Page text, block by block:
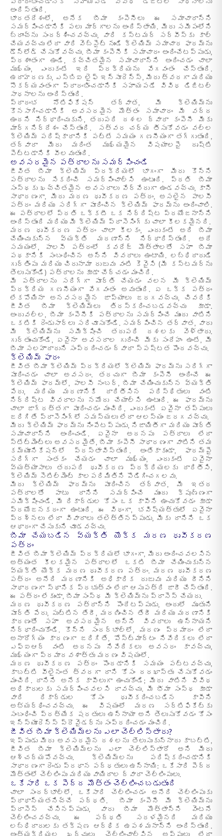
ప్రారంభించడానికి సహాయపడే వివిధ డిజిటల్ సాధనాలను
అందిస్తుంది.
భారతదేశంలో, అనేక బీమా కంపెనీలు ఈ సమాచారాన్ని
సమర్పించడానికి పలు మార్గాలను అందిస్తాయి. మీరు సమీపంలోని
బ్రాంచ్‌ను సందర్శించవచ్చు, వారి కస్టమర్ సర్వీస్‌కు కాల్
చేయవచ్చు లేదా వారి వెబ్‌సైట్ నుండి క్లెయిమ్ సమాచార ఫారమ్‌ను
డౌన్‌లోడ్ చేసుకోవచ్చు. బీమా కంపెనీకి సమాచారం అందించేటప్పుడు,
ప్రశాంతంగా ఉండి, కచ్చితమైన సమాచారాన్ని అందించడం చాలా
ముఖ్యం, ఎందుకంటే ఇది ప్రక్రియను వేగవంతం చేస్తుంది.
ఉదాహరణకు, ఎస్‌బిఐ లైఫ్ ఇన్సూరెన్స్, మీరు త్వరగా మరియు
సౌకర్యవంతంగా ప్రారంభించడానికి సహాయపడే వివిధ డిజిటల్
సాధనాలను అందిస్తుంది.
ప్రారంభ నోటిఫికేషన్ తర్వాత, మీ క్లెయిమ్‌ను
కొనసాగించడానికి అవసరమైన మొత్తం సమాచారం మీ వద్ద
ఉందని నిర్ధారించుకుని, తదుపరి దశల ద్వారా కంపెనీ మీకు
మార్గనిర్దేశం చేస్తుంది. సత్వర చర్య తీసుకోవడం వల్ల
క్లెయిమ్ పరిష్కారానికి పట్టే సమయం గణనీయంగా తగ్గుతుంది,
తద్వారా మీరు మరింత ముఖ్యమైన విషయాలపై దృష్టి
పెట్టడానికి వీలవుతుంది.
అవసరమైన పత్రాలను సమర్పించండి
జీవిత బీమా క్లెయిమ్ ప్రక్రియలో భాగంగా మీరు కొన్ని
పత్రాలను సేకరించి సమర్పించాల్సి ఉంటుంది. ప్రతి బీమా
సంస్థకు ఖచ్చితమైన అవసరాలు వేర్వేరుగా ఉండవచ్చు, కానీ
సాధారణంగా, మీరు మరణ ధృవీకరణ పత్రం, అసలైన పాలసీ
పత్రం మరియు సరిగ్గా పూరించిన క్లెయిమ్ ఫారమ్‌ను అందించాలి.
ఈ పత్రాలలో ప్రతి ఒక్కటీ ఒక నిర్దిష్ట ప్రయోజనాన్ని
అందిస్తుంది మరియు మీ క్లెయిమ్ ప్రాసెసింగ్‌కు చాలా కీలకమైనది.
మరణ ధృవీకరణ పత్రం చాలా కీలకం, ఎందుకంటే అది బీమా
చేయించుకున్న వ్యక్తి మరణాన్ని నిర్ధారిస్తుంది. అదే
సమయంలో, పాలసీ పత్రంలో కవరేజ్ మొత్తాలతో సహా బీమా
పథకానికి సంబంధించిన అన్ని వివరాలు ఉంటాయి. లబ్ధిదారుడి
గుర్తింపు మరియు చిరునామా రుజువు వంటి కెవైసి (మీ కస్టమర్‌ను
తెలుసుకోండి) పత్రాలను కూడా చేర్చడం మంచిది.
మీ పత్రాలను సరిగ్గా పూర్తి చేయడం వలన మీ క్లెయిమ్
ప్రక్రియ గణనీయంగా వేగవంతం అవుతుంది. ఏ ఒక్క పత్రం
లేకపోయినా అనవసరమైన జాప్యాలు జరగవచ్చు, చివరికి
జీవిత బీమా క్లెయిమ్‌లు తిరస్కరించబడవచ్చు కూడా.
అందువల్ల, బీమా కంపెనీకి పత్రాలను సమర్పించే ముందు వాటిని
ఒకటికి రెండుసార్లు సరిచూసుకోండి. సమర్పించిన తర్వాత, వారు
మీ క్లెయిమ్‌ను సమీక్షించి తదుపరి దశలకు వెళ్తారు.
గుర్తుంచుకోండి, ఏవైనా అవసరాల గురించి మీకు సందేహం ఉంటే, మీ
బీమా సలహాదారుని సంప్రదించడం ద్వారా స్పష్టత పొందవచ్చు.
క్లెయిమ్ ఫారం
జీవిత బీమా క్లెయిమ్ ప్రక్రియలో క్లెయిమ్ ఫారమ్‌ను సరిగ్గా
పూరించడం చాలా అవసరం. తరచుగా బీమా కంపెనీ అందించే ఈ
క్లెయిమ్ ఫారమ్‌లో, పాలసీ నంబర్, బీమా చేయించుకున్న వ్యక్తి
పేరు, మరియు మరణానికి దారితీసిన పరిస్థితులు వంటి
నిర్దిష్ట వివరాలను నమోదు చేయాల్సి ఉంటుంది. ఈ ఫారమ్‌ను
చాలా జాగ్రత్తగా పూరించడం మంచిది, ఎందుకంటే ఏవైనా తప్పులు
జరిగితే ప్రాసెసింగ్‌లో సమస్యలు లేదా ఆలస్యం జరగవచ్చు.
మీరు క్లెయిమ్ ఫారమ్‌ను నింపేటప్పుడు, నిజాయితీగా మరియు పూర్తి
సమాచారాన్ని అందించండి. ఏవైనా అదనపు పత్రాలు లేదా
స్టేట్‌మెంట్‌లు అవసరమైతే, బీమా కంపెనీ సాధారణంగా వాటిని తమ
కమ్యూనికేషన్‌లో ప్రస్తావిస్తుంది. అంతేకాకుండా, ఫారమ్‌పై
సరిగ్గా సంతకం చేయడం చాలా ముఖ్యం, ఎందుకంటే ఏవైనా
వ్యత్యాసాలు తదుపరి ధృవీకరణ ప్రక్రియలకు దారితీసి,
క్లెయిమ్ సెటిల్‌మెంట్ కాలపరిమితిని పొడిగించగలవు.
మీరు క్లెయిమ్ ఫారమ్‌ను పూరించిన తర్వాత, మీ ఇతర
పత్రాలతో పాటు దానిని సమర్పించే ముందు క్షుణ్ణంగా
సమీక్షించండి. మీ రికార్డుల కోసం ఒక కాపీని ఉంచుకోవడం కూడా
ప్రయోజనకరంగా ఉంటుంది. ఈ విధంగా, భవిష్యత్తులో ఏవైనా
ప్రశ్నలు లేదా వివాదాలు తలెత్తినప్పుడు, మీకు దానిని ఒక
ఆధారంగా చేసుకుని చూడవచ్చు.
బీమా చేయబడిన వ్యక్తి యొక్క మరణ ధృవీకరణ
పత్రం
జీవిత బీమా క్లెయిమ్ ప్రక్రియలో భాగంగా, మీరు అందించవలసిన
అత్యంత కీలకమైన పత్రాలలో ఒకటి బీమా చేయించుకున్న
వ్యక్తి యొక్క మరణ ధృవీకరణ పత్రం. మరణ ధృవీకరణ
పత్రం అనేది మరణానికి అధికారిక రుజువు మరియు దీనిని
సాధారణంగా స్థానిక ప్రభుత్వం లేదా ఆసుపత్రి జారీ చేస్తుంది.
ఈ పత్రం లేకుండా, బీమా సంస్థ మీ క్లెయిమ్‌ను ప్రాసెస్ చేయదు.
మరణ ధృవీకరణ పత్రాన్ని పొందేటప్పుడు, అందులో మృతుని
పూర్తి పేరు, పుట్టిన తేదీ, మరణించిన తేదీ మరియు మరణానికి
కారణంతో సహా అవసరమైన అన్ని వివరాలు ఉన్నాయని
నిర్ధారించుకోండి. కొన్ని సందర్భాల్లో, మరణం ప్రమాదం లేదా
అనారోగ్యం కారణంగా జరిగితే, పోస్ట్‌మార్టం నివేదికలు లేదా
ఎఫ్‌ఐఆర్ వంటి అదనపు నివేదికలు అవసరం కావచ్చు,
ముఖ్యంగా ప్రమాదవశాత్తు మరణం విషయంలో.
మరణ ధృవీకరణ పత్రం పొందడానికి సమయం పట్టవచ్చు,
కాబట్టి వీలైనంత త్వరగా దాని కోసం దరఖాస్తు చేసుకోవడం
మంచిది. దానిని అనేక కాపీలుగా ఉంచుకోండి; మీరు వాటిని వివిధ
అధికారులకు సమర్పించవలసి రావచ్చు. మీ భీమా సంస్థ కూడా
వారి రికార్డుల కోసం ధృవీకరించబడిన కాపీని
అభ్యర్థించవచ్చు. ఈ విషయంలో మరణ సర్టిఫికేట్‌కు
సంబంధించి ప్రత్యేక షరతులు ఉన్నాయా అని తెలుసుకోవడం కోసం
ఇన్స్యూరెన్స్ ప్రొవైడర్‌ను సంప్రదించడం మంచిది.
జీవిత బీమా క్లెయిమ్‌లను ఎలా చెల్లిస్తారు?
ఇప్పుడు మీరు అవసరమైన దశలను తెలుసుకున్నారు కాబట్టి,
జీవిత బీమా క్లెయిమ్‌లను ఎలా చెల్లిస్తారో అని మీరు
ఆశ్చర్యపోవచ్చు. క్లెయిమ్‌లను పరిష్కరించడానికి
సాధారణంగా రెండు ప్రధాన పద్ధతులు ఉన్నాయి: ఒకేసారి పెద్ద
మొత్తంలో చెల్లింపు మరియు వాయిదాల ద్వారా చెల్లింపులు.
ఒకేసారి ఒక పెద్ద మొత్తం చెల్లించబడుతుంది
చాలా సందర్భాల్లో, ఒకేసారి చెల్లించడం అనేది చెల్లింపుకు
ప్రాధాన్యతనిచ్చే పద్ధతి. బీమా కంపెనీ మీ క్లెయిమ్‌ను
ప్రాసెస్ చేసినప్పుడు, వారు బీమా మొత్తాన్ని వెంటనే
చెల్లించవచ్చు. ఈ పద్ధతి సరళమైనది మరియు
లబ్ధిదారులకు తక్షణ ఆర్థిక ఉపశమనాన్ని అందిస్తుంది.